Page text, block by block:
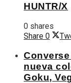
HUNTR/X
0 shares
Share 0
nueva
Goku,